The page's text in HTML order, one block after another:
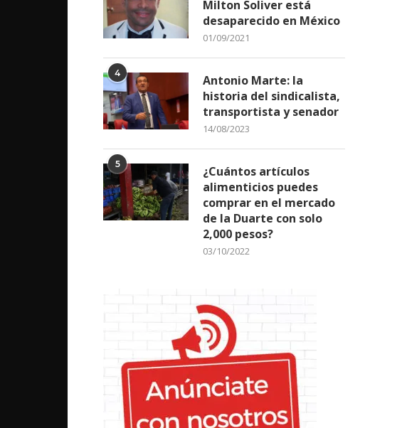
Milton Soliver está
desaparecido en México
01/09/2021
4
Antonio Marte: la
historia del sindicalista,
transportista y senador
14/08/2023
5
¿Cuántos artículos
alimenticios puedes
comprar en el mercado
de la Duarte con solo
2,000 pesos?
03/10/2022